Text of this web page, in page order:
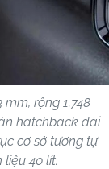
rộng 1.748
hatchback dài
cơ sở tương tự
40 lít.